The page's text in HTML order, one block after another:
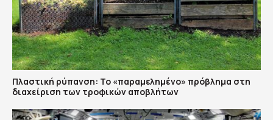
Πλαστική ρύπανση: Το «παραμελημένο» πρόβλημα στη
διαχείριση των τροφικών αποβλήτων